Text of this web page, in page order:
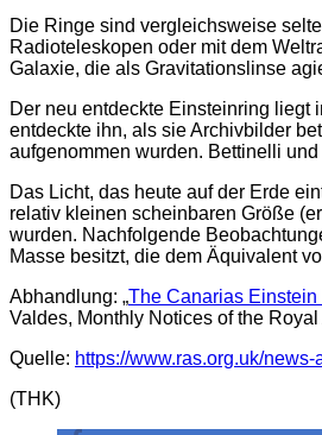
Die Ringe sind vergleichsweise
Radioteleskopen oder mit dem
Galaxie, die als Gravitationslinse
Der neu entdeckte Einsteinring liegt
entdeckte ihn, als sie Archivbilder
aufgenommen wurden. Bettinelli
Das Licht, das heute auf der Erde
relativ kleinen scheinbaren Größe
wurden. Nachfolgende
Masse besitzt, die dem Äquivalent
Abhandlung: „The Canarias
Valdes, Monthly Notices of the
Quelle: https://www.ras.org.uk/
(THK)